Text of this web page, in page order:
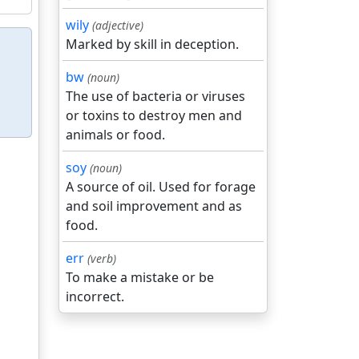
wily (adjective)
Marked by skill in deception.
bw (noun)
The use of bacteria or viruses
or toxins to destroy men and
animals or food.
soy (noun)
A source of oil. Used for forage
and soil improvement and as
food.
err (verb)
To make a mistake or be
incorrect.